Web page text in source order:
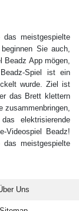
meistgespielte
Sie auch,
App mögen,
Spiel ist ein
wurde. Ziel ist
das Brett klettern
zusammenbringen,
elektrisierende
Videospiel Beadz!
meistgespielte
Uns